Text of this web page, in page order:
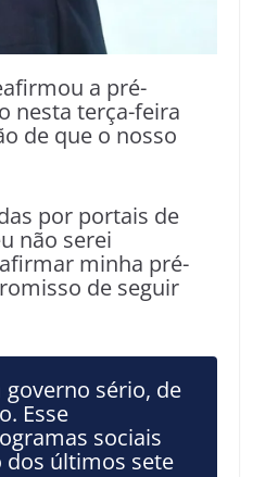
a pré-
nesta terça-feira
de que o nosso
por portais de
não serei
minha pré-
de seguir
governo sério, de
Esse
sociais
últimos sete